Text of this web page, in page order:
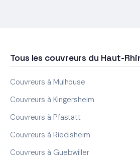
Tous les couvreurs du Haut-
Couvreurs à Mulhouse
Couvreurs à Kingersheim
Couvreurs à Pfastatt
Couvreurs à Riedisheim
Couvreurs à Guebwiller